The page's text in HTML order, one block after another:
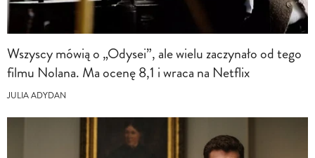
Wszyscy mówią o „Odysei”, ale wielu zaczynało od tego
filmu Nolana. Ma ocenę 8,1 i wraca na Netflix
JULIA ADYDAN